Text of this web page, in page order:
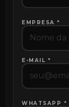
EMPRESA *
E-MAIL *
WHATSAPP *